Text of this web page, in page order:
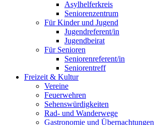
Asylhelferkreis
Seniorenzentrum
Für Kinder und Jugend
Jugendreferent/in
Jugendbeirat
Für Senioren
Seniorenreferent/in
Seniorentreff
Freizeit & Kultur
Vereine
Feuerwehren
Sehenswürdigkeiten
Rad- und Wanderwege
Gastronomie und Übernachtungen